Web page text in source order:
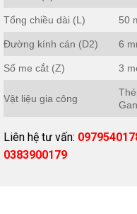
Tổng chiều dài (L) 50
Đường kính cán (D2) 6
Số me cắt (Z) 3
Vật liệu gia công
Liên hệ tư vấn:
0383900179